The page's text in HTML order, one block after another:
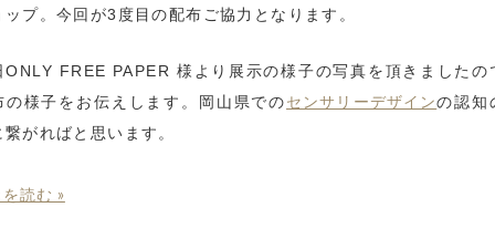
ップ。今回が3度目の配布ご協力となります。
ONLY FREE PAPER 様より展示の様子の写真を頂きましたの
の様子をお伝えします。岡山県での センサリーデザインの認知
繋がればと思います。
読む »